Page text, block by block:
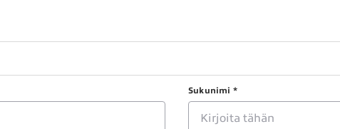
Sukunimi *